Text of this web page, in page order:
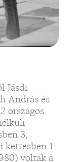
Jásdi
András és
országos
3,
kettesben 1
voltak a